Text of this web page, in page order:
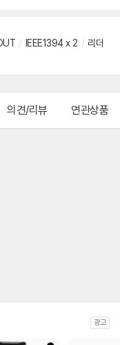
/ IEEE1394 x 2 / 리더
의견/리뷰 연관상품
광고